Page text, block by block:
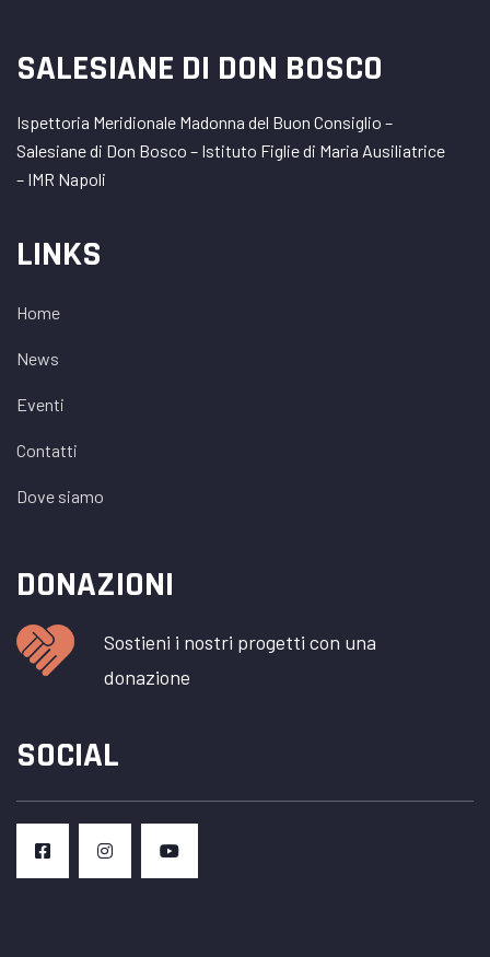
SALESIANE DI DON BOSCO
Ispettoria Meridionale Madonna del Buon Consiglio –
Salesiane di Don Bosco – Istituto Figlie di Maria Ausiliatrice
– IMR Napoli
LINKS
Home
News
Eventi
Contatti
Dove siamo
DONAZIONI
Sostieni i nostri progetti con una
donazione
SOCIAL